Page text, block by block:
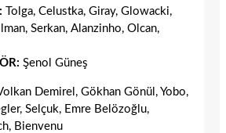
Tolga, Celustka, Giray, Glowacki,
Serkan, Alanzinho, Olcan,
Şenol Güneş
Demirel, Gökhan Gönül, Yobo,
Selçuk, Emre Belözoğlu,
Bienvenu